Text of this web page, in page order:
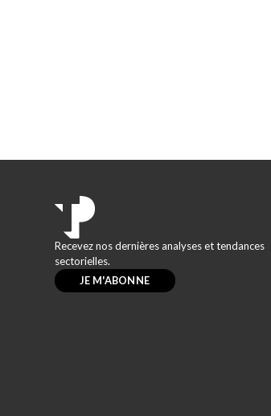
Recevez nos dernières analyses et tendances
sectorielles.
JE M'ABONNE